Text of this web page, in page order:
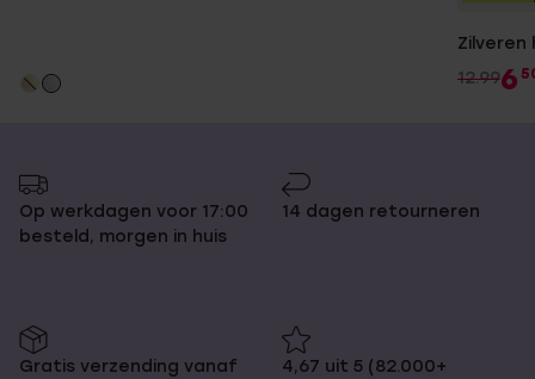
12.996
Op werkdagen voor 17:00
besteld, morgen in huis
14 dagen retourneren
Gratis verzending vanaf
4,67 uit 5 (82.000+